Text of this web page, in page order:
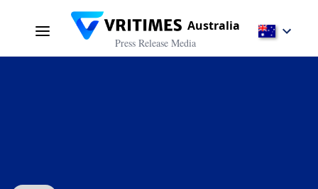
Australia
Press Release Media